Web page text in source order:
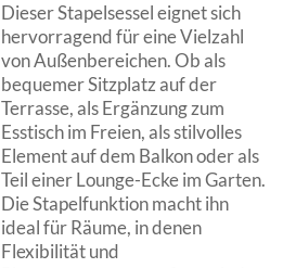
Dieser Stapelsessel eignet sich
hervorragend für eine Vielzahl
von Außenbereichen. Ob als
bequemer Sitzplatz auf der
Terrasse, als Ergänzung zum
Esstisch im Freien, als stilvolles
Element auf dem Balkon oder als
Teil einer Lounge-Ecke im Garten.
Die Stapelfunktion macht ihn
ideal für Räume, in denen
Flexibilität und